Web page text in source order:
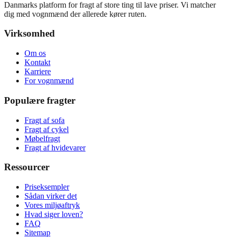
Danmarks platform for fragt af store ting til lave priser. Vi matcher
dig med vognmænd der allerede kører ruten.
Virksomhed
Om os
Kontakt
Karriere
For vognmænd
Populære fragter
Fragt af sofa
Fragt af cykel
Møbelfragt
Fragt af hvidevarer
Ressourcer
Priseksempler
Sådan virker det
Vores miljøaftryk
Hvad siger loven?
FAQ
Sitemap